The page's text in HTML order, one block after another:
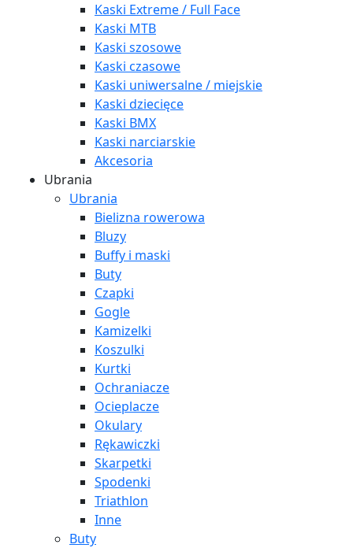
Kaski Extreme / Full Face
Kaski MTB
Kaski szosowe
Kaski czasowe
Kaski uniwersalne / miejskie
Kaski dziecięce
Kaski BMX
Kaski narciarskie
Akcesoria
Ubrania
Ubrania
Bielizna rowerowa
Bluzy
Buffy i maski
Buty
Czapki
Gogle
Kamizelki
Koszulki
Kurtki
Ochraniacze
Ocieplacze
Okulary
Rękawiczki
Skarpetki
Spodenki
Triathlon
Inne
Buty